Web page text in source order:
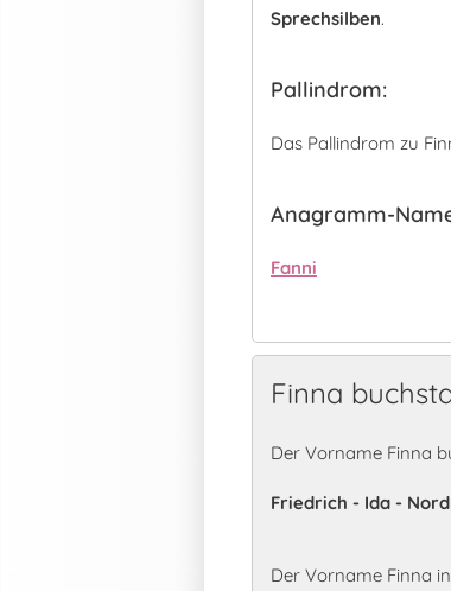
Sprechsilben.
Pallindrom:
Das Pallindrom zu
Anagramm-
Fanni
Finna
Der Vorname Finna
Friedrich - Ida -
Der Vorname Finna